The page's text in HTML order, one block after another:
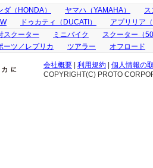
ダ（HONDA） ヤマハ（YAMAHA）
ス
ドゥカティ（DUCATI）
アプリリア
スクーター ミニバイク
スクーター（
ーツ／レプリカ
ツアラー オフロード
会社概要 利用規約
個人情報の
COPYRIGHT(C) PROTO